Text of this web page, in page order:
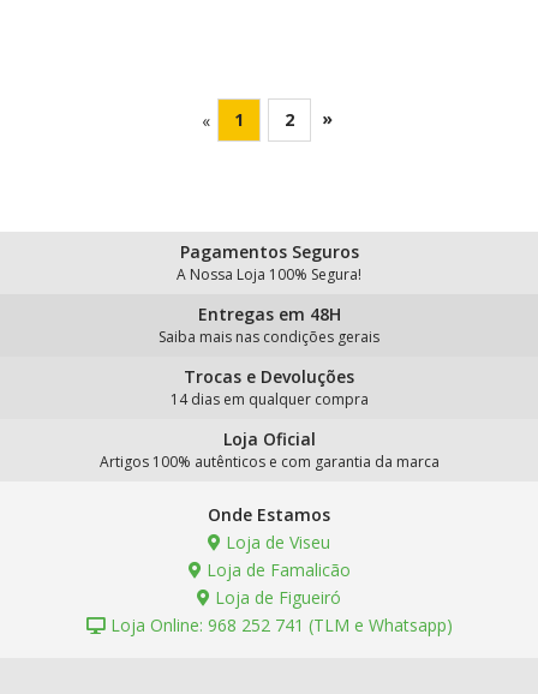
« 1 2 »
Pagamentos Seguros
A Nossa Loja 100% Segura!
Entregas em 48H
Saiba mais nas condições gerais
Trocas e Devoluções
14 dias em qualquer compra
Loja Oficial
Artigos 100% autênticos e com garantia da marca
Onde Estamos
Loja de Viseu
Loja de Famalicão
Loja de Figueiró
Loja Online: 968 252 741 (TLM e Whatsapp)